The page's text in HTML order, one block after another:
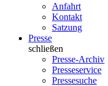
Anfahrt
Kontakt
Satzung
Presse
schließen
Presse-Archiv
Presseservice
Pressesuche